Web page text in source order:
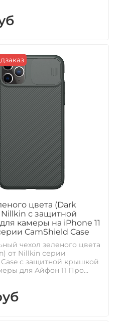
цвета (Dark
Nillkin с защитной
камеры на iPhone 11
CamShield Case
чехол зеленого цвета
от Nillkin серии
с защитной крышкой
для Айфон 11 Про...